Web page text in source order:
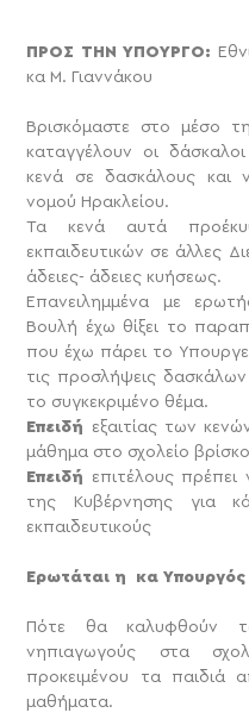
ΠΡΟΣ ΤΗΝ ΥΠΟΥΡΓΟ:
κα Μ. Γιαννάκου
Βρισκόμαστε στο μέσο
καταγγέλουν οι
κενά σε δασκάλους και
νομού Ηρακλείου.
Τα κενά αυτά
εκπαιδευτικών σε άλλες
άδειες- άδειες κυήσεως.
Επανειλημμένα με
Βουλή έχω θίξει το
που έχω πάρει το
τις προσλήψεις δασκάλων
το συγκεκριμένο θέμα.
Επειδή
εξαιτίας των
μάθημα στο σχολείο
Επειδή επιτέλους πρέπει
της Κυβέρνησης για
εκπαιδευτικούς
Ερωτάται η κα Υπουργός
Πότε θα καλυφθούν
νηπιαγωγούς στα
προκειμένου τα παιδιά
μαθήματα.